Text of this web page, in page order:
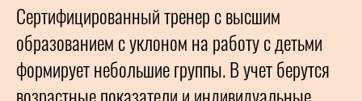
Сертифицированный тренер с высшим
образованием с уклоном на работу с детьми
формирует небольшие группы. В учет берутся